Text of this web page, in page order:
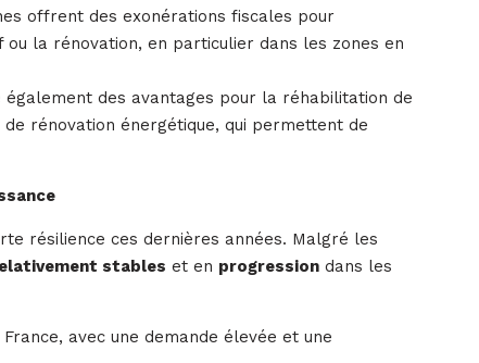
offrent des exonérations fiscales pour
ou la rénovation, en particulier dans les zones en
également des avantages pour la réhabilitation de
rénovation énergétique, qui permettent de
résilience ces dernières années. Malgré les
stables et en progression dans les
avec une demande élevée et une